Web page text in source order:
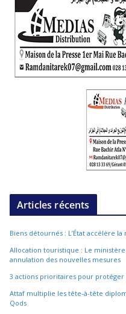
Articles récents
Biens détournés : L’État accélère
Allocation touristique : Le
annulation des nouvelles mesures
3 actions prioritaires pour protéger
Attaf multiplie les tête-à-tête
Qods